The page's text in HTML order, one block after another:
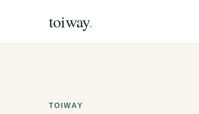
toiway.
TOIWAY